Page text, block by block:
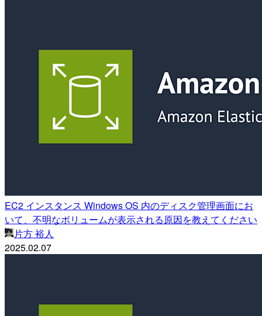
EC2 インスタンス Windows OS 内のディスク管理画面にお
いて、不明なボリュームが表示される原因を教えてください
片方 裕人
2025.02.07